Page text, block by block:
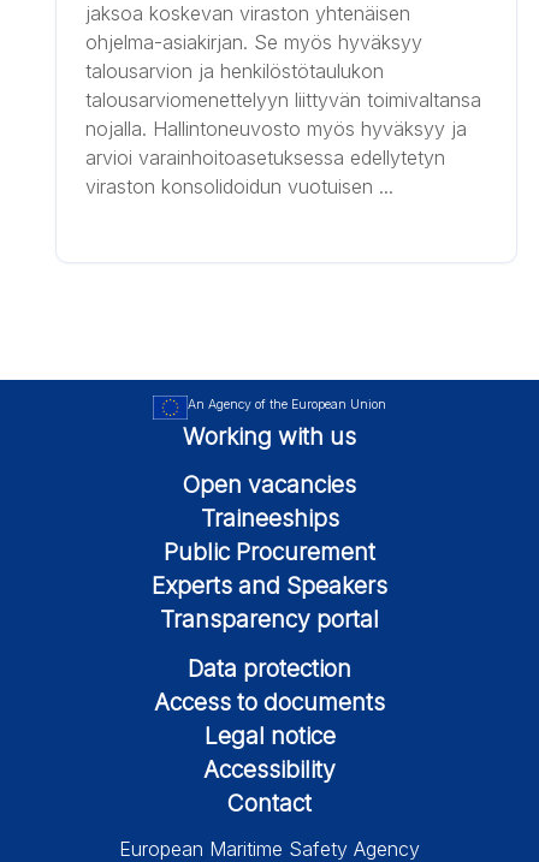
jaksoa koskevan viraston yhtenäisen
ohjelma-asiakirjan. Se myös hyväksyy
talousarvion ja henkilöstötaulukon
talousarviomenettelyyn liittyvän toimivaltansa
nojalla. Hallintoneuvosto myös hyväksyy ja
arvioi varainhoitoasetuksessa edellytetyn
viraston konsolidoidun vuotuisen ...
An Agency of the European Union
Working with us
Open vacancies
Traineeships
Public Procurement
Experts and Speakers
Transparency portal
Data protection
Access to documents
Legal notice
Accessibility
Contact
European Maritime Safety Agency